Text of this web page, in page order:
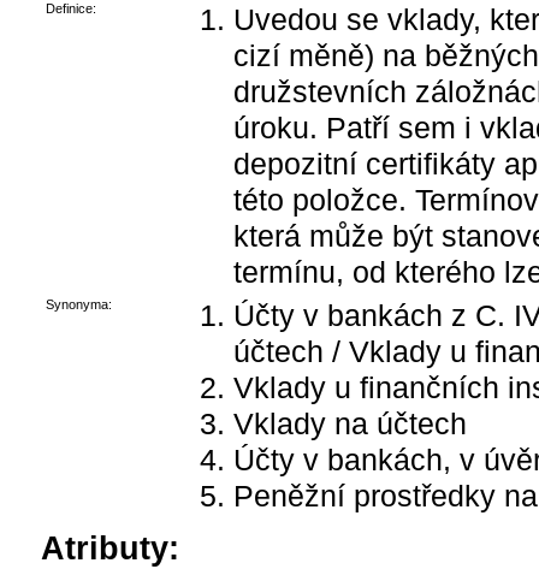
Definice:
Uvedou se vklady,
cizí měně) na
družstevních
úroku. Patří sem i
depozitní certifikáty
této položce.
která může být
termínu, od kterého
Synonyma:
Účty v bankách z C.
účtech / Vklady u
Vklady u finančních
Vklady na účtech
Účty v bankách, v
Peněžní prostředky
Atributy: